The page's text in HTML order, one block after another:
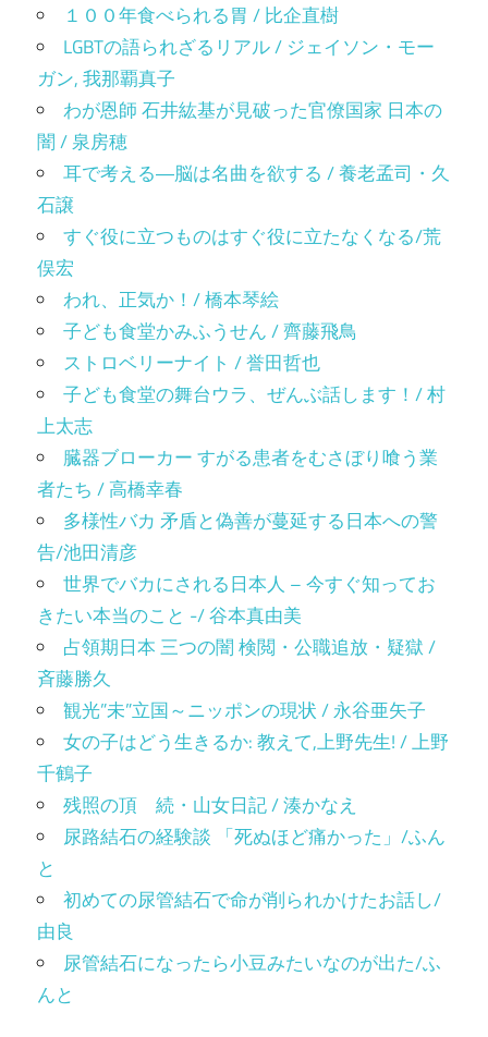
１００年食べられる胃 / 比企直樹
LGBTの語られざるリアル / ジェイソン・モー
ガン, 我那覇真子
わが恩師 石井紘基が見破った官僚国家 日本の
闇 / 泉房穂
耳で考える―脳は名曲を欲する / 養老孟司・久
石譲
すぐ役に立つものはすぐ役に立たなくなる/荒
俣宏
われ、正気か！/ 橋本琴絵
子ども食堂かみふうせん / 齊藤飛鳥
ストロベリーナイト / 誉田哲也
子ども食堂の舞台ウラ、ぜんぶ話します！/ 村
上太志
臓器ブローカー すがる患者をむさぼり喰う業
者たち / 高橋幸春
多様性バカ 矛盾と偽善が蔓延する日本への警
告/池田清彦
世界でバカにされる日本人 – 今すぐ知ってお
きたい本当のこと -/ 谷本真由美
占領期日本 三つの闇 検閲・公職追放・疑獄 /
斉藤勝久
観光”未”立国～ニッポンの現状 / 永谷亜矢子
女の子はどう生きるか: 教えて,上野先生! / 上野
千鶴子
残照の頂 続・山女日記 / 湊かなえ
尿路結石の経験談 「死ぬほど痛かった」/ふん
と
初めての尿管結石で命が削られかけたお話し/
由良
尿管結石になったら小豆みたいなのが出た/ふ
んと